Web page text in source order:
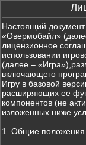
Настоящий
«Овермобайл»
лицензионное
использовании
(далее –
включающего
Игру в базовой
расширяющих ее
компонентов (не
изложенных ниже
1. Общие положения